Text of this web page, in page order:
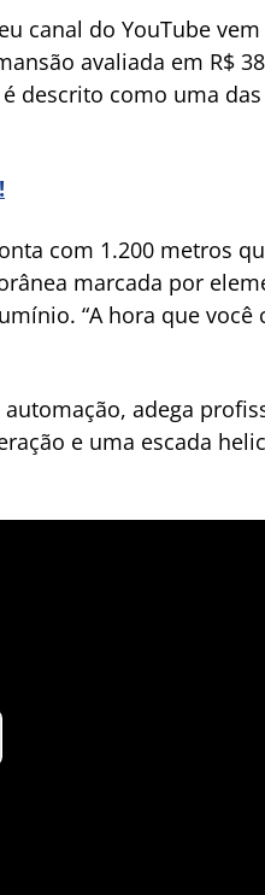
canal do YouTube
avaliada em R$
descrito como uma
com 1.200 metros
marcada por
“A hora que você
adega
e uma escada